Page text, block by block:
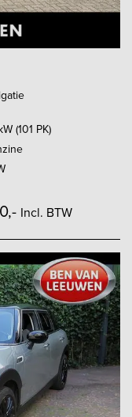
(101 PK)
Incl. BTW